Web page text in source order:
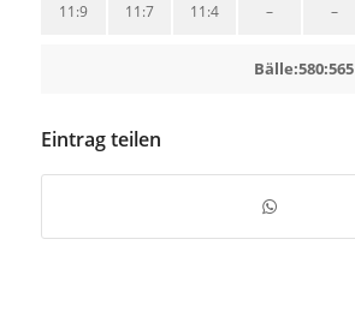
–
–
11:4
11:7
11:9
Bälle:580:565
Eintrag teilen